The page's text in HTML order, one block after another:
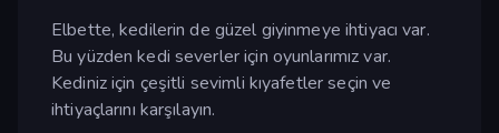
Elbette, kedilerin de güzel giyinmeye ihtiyacı var.
Bu yüzden kedi severler için oyunlarımız var.
Kediniz için çeşitli sevimli kıyafetler seçin ve
ihtiyaçlarını karşılayın.